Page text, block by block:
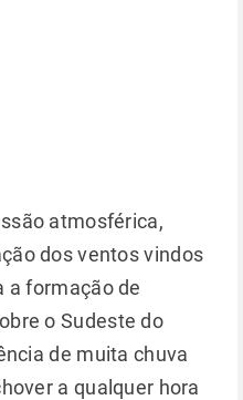
atmosférica,
dos ventos vindos
a formação de
o Sudeste do
de muita chuva
a qualquer hora